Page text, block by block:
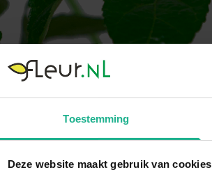
Toestemming
Deze website maakt gebruik van cookies